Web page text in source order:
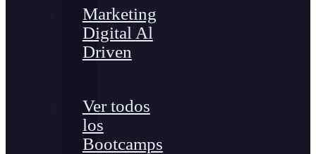
Marketing
Digital Al
Driven
Ver todos
los
Bootcamps